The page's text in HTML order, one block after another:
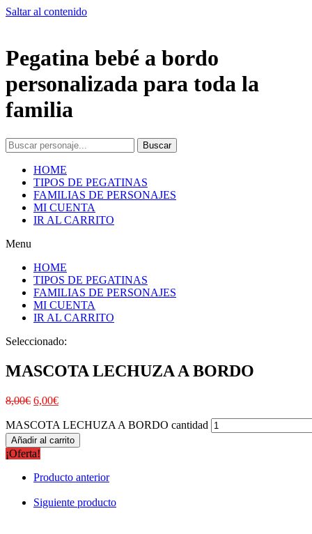
Saltar al contenido
Pegatina bebé a bordo
personalizada para toda la
familia
Buscar
HOME
TIPOS DE PEGATINAS
FAMILIAS DE PERSONAJES
MI CUENTA
IR AL CARRITO
Menu
HOME
TIPOS DE PEGATINAS
FAMILIAS DE PERSONAJES
MI CUENTA
IR AL CARRITO
Seleccionado:
MASCOTA LECHUZA A BORDO
8,00€ 6,00€
MASCOTA LECHUZA A BORDO cantidad
Añadir al carrito
¡Oferta!
Producto anterior
Siguiente producto